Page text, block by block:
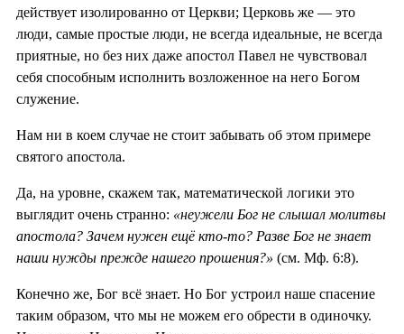
действует изолированно от Церкви; Церковь же — это
люди, самые простые люди, не всегда идеальные, не всегда
приятные, но без них даже апостол Павел не чувствовал
себя способным исполнить возложенное на него Богом
служение.
Нам ни в коем случае не стоит забывать об этом примере
святого апостола.
Да, на уровне, скажем так, математической логики это
выглядит очень странно: «неужели Бог не слышал молитвы
апостола? Зачем нужен ещё кто-то? Разве Бог не знает
наши нужды прежде нашего прошения?» (см. Мф. 6:8).
Конечно же, Бог всё знает. Но Бог устроил наше спасение
таким образом, что мы не можем его обрести в одиночку.